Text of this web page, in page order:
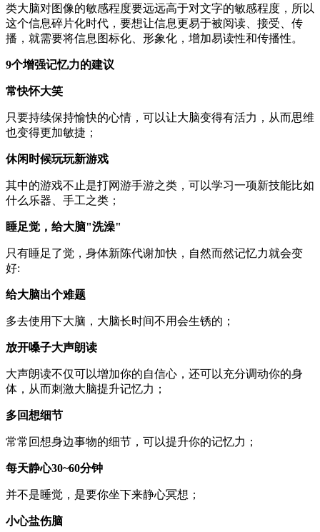
类大脑对图像的敏感程度要远远高于对文字的敏感程度，所以
这个信息碎片化时代，要想让信息更易于被阅读、接受、传
播，就需要将信息图标化、形象化，增加易读性和传播性。
9个增强记忆力的建议
常快怀大笑
只要持续保持愉快的心情，可以让大脑变得有活力，从而思维
也变得更加敏捷；
休闲时候玩玩新游戏
其中的游戏不止是打网游手游之类，可以学习一项新技能比如
什么乐器、手工之类；
睡足觉，给大脑"洗澡"
只有睡足了觉，身体新陈代谢加快，自然而然记忆力就会变
好:
给大脑出个难题
多去使用下大脑，大脑长时间不用会生锈的；
放开嗓子大声朗读
大声朗读不仅可以增加你的自信心，还可以充分调动你的身
体，从而刺激大脑提升记忆力；
多回想细节
常常回想身边事物的细节，可以提升你的记忆力；
每天静心30~60分钟
并不是睡觉，是要你坐下来静心冥想；
小心盐伤脑